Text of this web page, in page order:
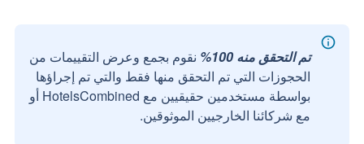
تم التحقق منه 100%
نقوم بجمع وعرض التقييمات من
الحجوزات التي تم التحقق منها فقط والتي تم إجراؤها
بواسطة مستخدمين حقيقيين مع HotelsCombined أو
مع شركائنا الخارجيين الموثوقين.